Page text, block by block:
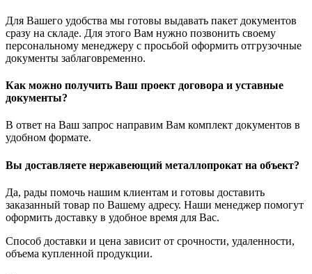
Для Вашего удобства мы готовы выдавать пакет документов
сразу на складе. Для этого Вам нужно позвонить своему
персональному менеджеру с просьбой оформить отгрузочные
документы заблаговременно.
Как можно получить Ваш проект договора и уставные
документы?
В ответ на Ваш запрос направим Вам комплект документов в
удобном формате.
Вы доставляете нержавеющий металлопрокат на объект?
Да, рады помочь нашим клиентам и готовы доставить
заказанный товар по Вашему адресу. Наши менеджер помогут
оформить доставку в удобное время для Вас.
Способ доставки и цена зависит от срочности, удаленности,
объема купленной продукции.